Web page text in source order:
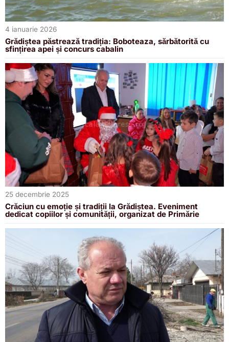
4 ianuarie 2026
Grădiștea păstrează tradiția: Boboteaza, sărbătorită cu
sfințirea apei și concurs cabalin
25 decembrie 2025
Crăciun cu emoție și tradiții la Grădiștea. Eveniment
dedicat copiilor și comunității, organizat de Primărie